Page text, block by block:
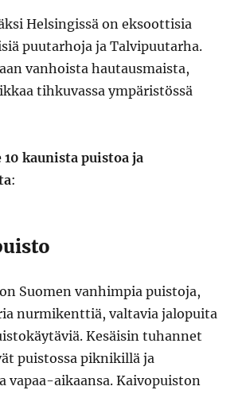
Helsingissä on eksoottisia
puutarhoja ja Talvipuutarha.
vanhoista hautausmaista,
tihkuvassa ympäristössä
kaunista puistoa ja
:
Suomen vanhimpia puistoja,
nurmikenttiä, valtavia jalopuita
Kesäisin tuhannet
puistossa piknikillä ja
vapaa-aikaansa. Kaivopuiston